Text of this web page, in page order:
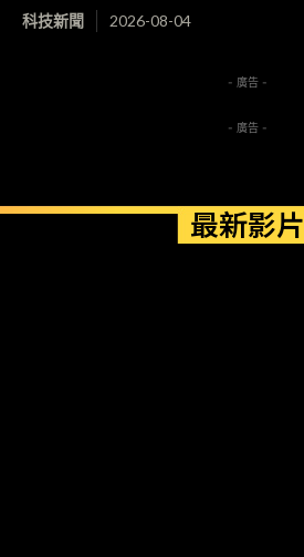
科技新聞 2026-08-04
- 廣告 -
- 廣告 -
最新影片